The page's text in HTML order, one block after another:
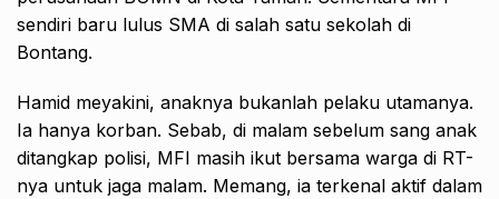
sendiri baru lulus SMA di salah satu sekolah di
Bontang.
Hamid meyakini, anaknya bukanlah pelaku utamanya.
Ia hanya korban. Sebab, di malam sebelum sang anak
ditangkap polisi, MFI masih ikut bersama warga di RT-
nya untuk jaga malam. Memang, ia terkenal aktif dalam